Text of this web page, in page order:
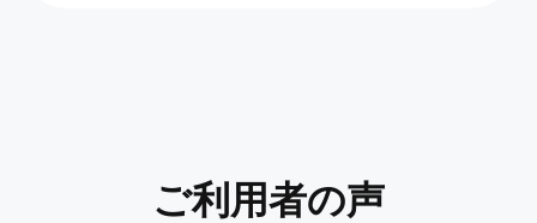
ご利用者の声